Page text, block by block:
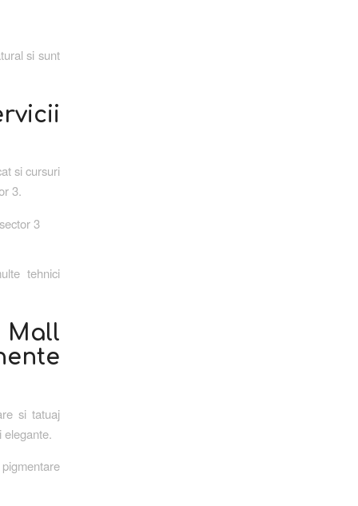
si sunt
si cursuri
3.
3
tehnici
Mall
si tatuaj
elegante.